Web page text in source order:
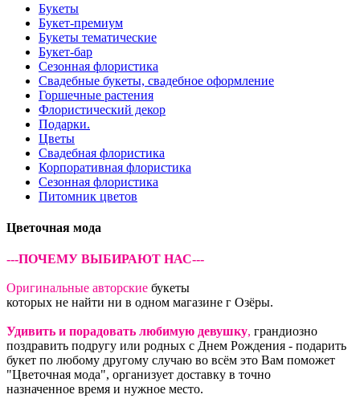
Букеты
Букет-премиум
Букеты тематические
Букет-бар
Сезонная флористика
Свадебные букеты, свадебное оформление
Горшечные растения
Флористический декор
Подарки.
Цветы
Свадебная флористика
Корпоративная флористика
Сезонная флористика
Питомник цветов
Цветочная мода
---ПОЧЕМУ ВЫБИРАЮТ НАС---
Оригинальные авторские букеты
которых не найти ни в одном магазине г Озёры.
Удивить и порадовать любимую девушку, грандиозно
поздравить подругу или родных с Днем Рождения - подарить
букет по любому другому случаю во всём это Вам поможет
"Цветочная мода", организует доставку в точно
назначенное время и нужное место.